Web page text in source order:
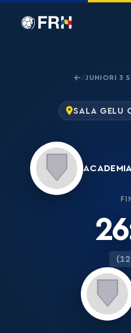
/JUNIORI 3
SALA GELU